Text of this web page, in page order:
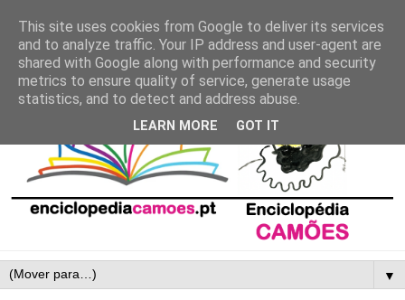
▼
This site uses cookies from Google to deliver its services
and to analyze traffic. Your IP address and user-agent are
shared with Google along with performance and security
metrics to ensure quality of service, generate usage
statistics, and to detect and address abuse.
LEARN MORE GOT IT